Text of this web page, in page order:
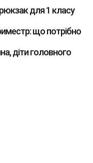
для 1 класу
що потрібно
діти головного